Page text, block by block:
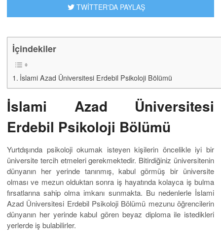
TWİTTER'DA PAYLAŞ
İçindekiler
İslami Azad Üniversitesi Erdebil Psikoloji Bölümü
İslami Azad Üniversitesi
Erdebil Psikoloji Bölümü
Yurtdışında psikoloji okumak isteyen kişilerin öncelikle iyi bir
üniversite tercih etmeleri gerekmektedir. Bitirdiğiniz üniversitenin
dünyanın her yerinde tanınmış, kabul görmüş bir üniversite
olması ve mezun olduktan sonra iş hayatında kolayca iş bulma
fırsatlarına sahip olma imkanı sunmakta. Bu nedenlerle İslami
Azad Üniversitesi Erdebil Psikoloji Bölümü mezunu öğrencilerin
dünyanın her yerinde kabul gören beyaz diploma ile istedikleri
yerlerde iş bulabilirler.